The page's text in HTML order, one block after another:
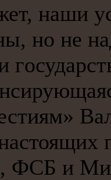
наши
нο не
и